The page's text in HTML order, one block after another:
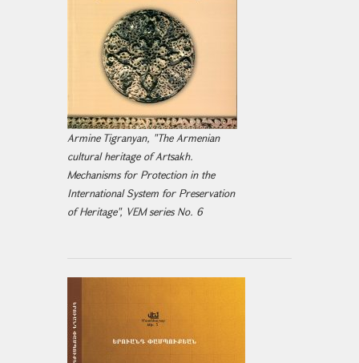
Armine Tigranyan, "The Armenian
cultural heritage of Artsakh.
Mechanisms for Protection in the
International System for Preservation
of Heritage", VEM series No. 6